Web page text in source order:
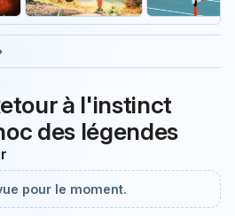
à l'instinct
des légendes
pour le moment.